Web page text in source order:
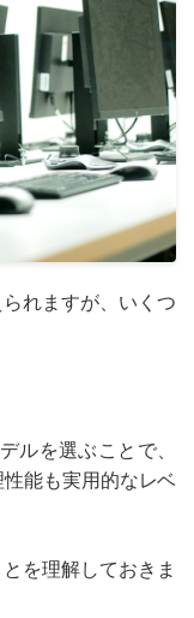
れますが、いくつ
ルを選ぶことで、
能も実用的なレベ
を理解しておきま